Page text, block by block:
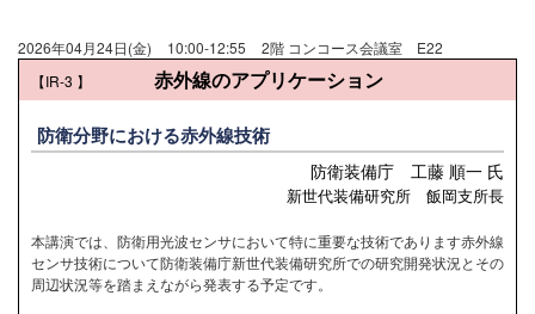
2026年04月24日(金) 10:00-12:55
2階 コンコース会議室 E22
【IR-3 】 赤外線のアプリケーション
防衛分野における赤外線技術
防衛装備庁 工藤 順一 氏
新世代装備研究所 飯岡支所長
本講演では、防衛用光波センサにおいて特に重要な技術であります赤外線
センサ技術について防衛装備庁新世代装備研究所での研究開発状況とその
周辺状況等を踏まえながら発表する予定です。